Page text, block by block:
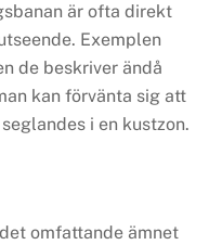
är ofta direkt
Exemplen
de beskriver ändå
kan förvänta sig att
i en kustzon.
omfattande ämnet